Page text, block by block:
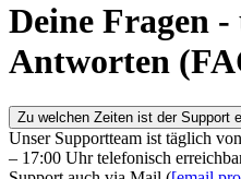
Deine Fragen -
Antworten
Zu welchen Zeiten ist der Support
Unser Supportteam ist täglich
– 17:00 Uhr telefonisch